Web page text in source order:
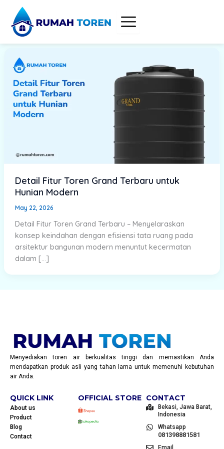
content
Detail Fitur Toren Grand Terbaru untuk
Hunian Modern
May 22, 2026
Detail Fitur Toren Grand Terbaru – Menyelaraskan
konsep keindahan dengan efisiensi tata ruang pada
arsitektur bangunan modern menuntut kecermatan
dalam […]
Menyediakan toren air berkualitas tinggi dan memastikan Anda
mendapatkan produk asli yang tahan lama untuk memenuhi kebutuhan
air Anda.
QUICK LINK
About us
Product
Blog
Contact
OFFICIAL STORE CONTACT
Bekasi, Jawa Barat,
Indonesia
Whatsapp
081398881581
Email